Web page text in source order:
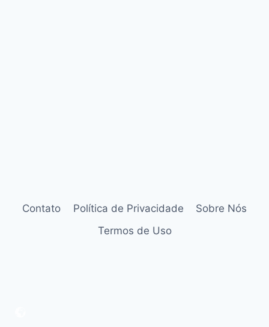
Contato Política de Privacidade
Sobre Nós
Termos de Uso